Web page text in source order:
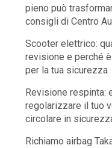
pieno può
consigli di Centro
Scooter elettrico:
revisione e perché
per la tua sicurezza
Revisione respinta:
regolarizzare il tuo
circolare in
Richiamo airbag